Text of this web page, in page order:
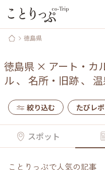
徳島県
徳島県 × アート・カ
ル、 名所・旧跡、
絞り込む たびレポ
スポット
ことりっぷで人気の記事